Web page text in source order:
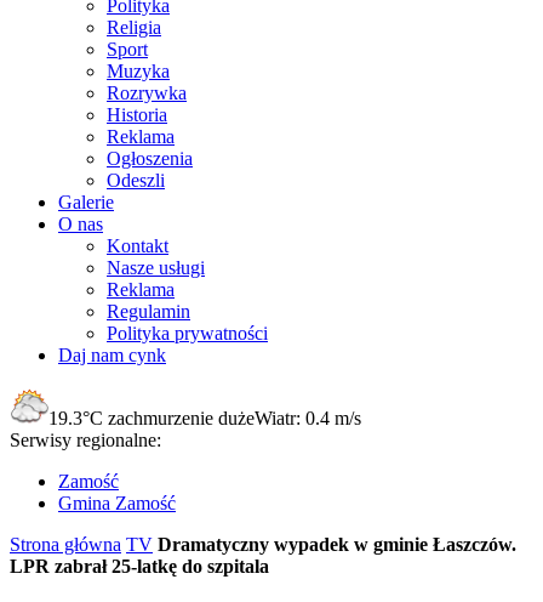
Polityka
Religia
Sport
Muzyka
Rozrywka
Historia
Reklama
Ogłoszenia
Odeszli
Galerie
O nas
Kontakt
Nasze usługi
Reklama
Regulamin
Polityka prywatności
Daj nam cynk
19.3°C zachmurzenie dużeWiatr: 0.4 m/s
Serwisy regionalne:
Zamość
Gmina Zamość
Strona główna TV Dramatyczny wypadek w gminie Łaszczów.
LPR zabrał 25-latkę do szpitala